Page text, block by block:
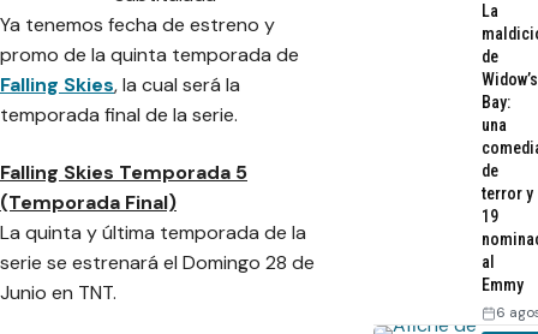
Ya tenemos fecha de estreno y
promo de la quinta temporada de
Falling Skies, la cual será la
temporada final de la serie.
Falling Skies Temporada 5
(Temporada Final)
La quinta y última temporada de la
serie se estrenará el Domingo 28 de
Junio en TNT.
La
de
Widow’s
Bay:
una
de
terror y
19
al
Emmy
6